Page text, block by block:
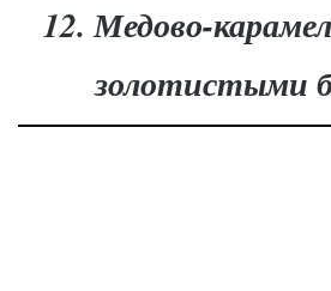
12. Медово-
золотистыми